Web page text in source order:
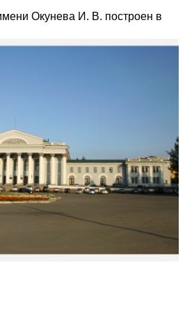
Окунева И. В. построен в